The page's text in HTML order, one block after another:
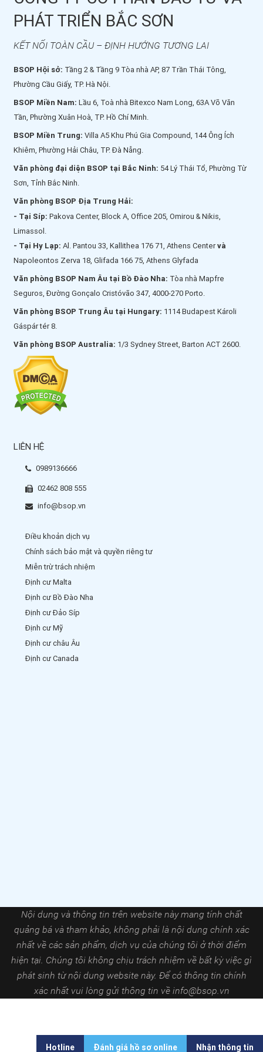
Hotline Đánh giá hồ sơ online Nhận thông tin
PHÁT TRIỂN BẮC SƠN
KẾT NỐI TOÀN CẦU – ĐỊNH HƯỚNG TƯƠNG LAI
BSOP Hội sở: Tầng 2 & Tầng 9 Tòa nhà AP, 87 Trần Thái Tông,
Phường Cầu Giấy, TP. Hà Nội.
BSOP Miền Nam: Lầu 6, Toà nhà Bitexco Nam Long, 63A Võ Văn
Tần, Phường Xuân Hoà, TP. Hồ Chí Minh.
BSOP Miền Trung: Villa A5 Khu Phú Gia Compound, 144 Ông Ích
Khiêm, Phường Hải Châu, TP. Đà Nẵng.
Văn phòng đại diện BSOP tại Bắc Ninh: 54 Lý Thái Tổ, Phường Từ
Sơn, Tỉnh Bắc Ninh.
Văn phòng BSOP Địa Trung Hải:
- Tại Síp: Pakova Center, Block A, Office 205, Omirou & Nikis,
Limassol.
- Tại Hy Lạp: Al. Pantou 33, Kallithea 176 71, Athens Centervà
Napoleontos Zerva 18, Glifada 166 75, Athens Glyfada
Văn phòng BSOP Nam Âu tại Bồ Đào Nha: Tòa nhà Mapfre
Seguros, Đường Gonçalo Cristóvão 347, 4000-270 Porto.
Văn phòng BSOP Trung Âu tại Hungary: 1114 Budapest Károli
Gáspár tér 8.
Văn phòng BSOP Australia: 1/3 Sydney Street, Barton ACT 2600.
LIÊN HỆ
0989136666
02462 808 555
info@bsop.vn
Điều khoản dịch vụ
Chính sách bảo mật và quyền riêng tư
Miễn trừ trách nhiệm
Định cư Malta
Định cư Bồ Đào Nha
Định cư Đảo Síp
Định cư Mỹ
Định cư châu Âu
Định cư Canada
Nội dung và thông tin trên website này mang tính chất
quảng bá và tham khảo, không phải là nội dung chính xác
nhất về các sản phẩm, dịch vụ của chúng tôi ở thời điểm
hiện tại. Chúng tôi không chịu trách nhiệm về bất kỳ việc gì
phát sinh từ nội dung website này. Để có thông tin chính
xác nhất vui lòng gửi thông tin về info@bsop.vn